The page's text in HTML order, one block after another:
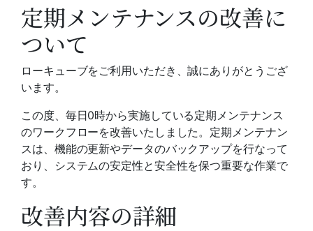
定期メンテナンスの改善に
ついて
ローキューブをご利用いただき、誠にありがとうござ
います。
この度、毎日0時から実施している定期メンテナンス
のワークフローを改善いたしました。定期メンテナン
スは、機能の更新やデータのバックアップを行なって
おり、システムの安定性と安全性を保つ重要な作業で
す。
改善内容の詳細